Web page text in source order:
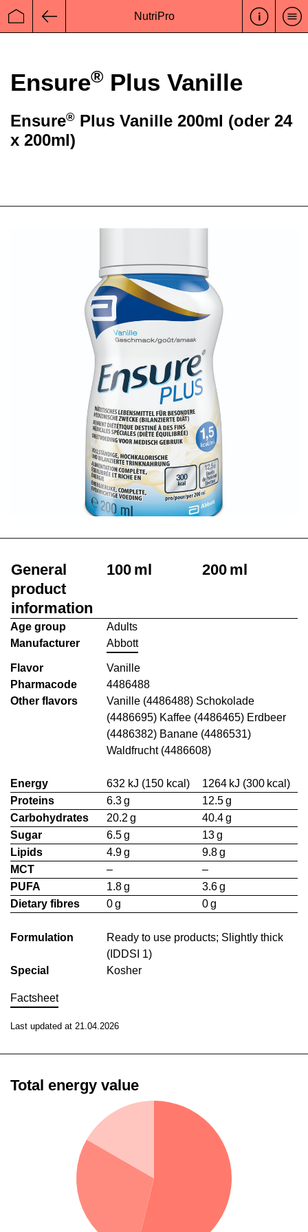
Startseite
NutriPro
Ensure® Plus Vanille
Ensure® Plus Vanille 200ml (oder 24
x 200ml)
General
product
information
100 ml 200 ml
Age group
Adults
Manufacturer
Abbott
Flavor
Vanille
Pharmacode
4486488
Other flavors
Vanille (4486488) Schokolade
(4486695) Kaffee (4486465) Erdbeer
(4486382) Banane (4486531)
Waldfrucht (4486608)
Energy 632 kJ (150 kcal)
1264 kJ (300 kcal)
Proteins
6.3 g
12.5 g
Carbohydrates
20.2 g
40.4 g
Sugar
6.5 g
13 g
Lipids
4.9 g
9.8 g
MCT
–
–
PUFA
1.8 g
3.6 g
Dietary fibres
0 g 0 g
Formulation
Ready to use products; Slightly thick
(IDDSI 1)
Special
Kosher
Factsheet
Last updated at 21.04.2026
Total energy value